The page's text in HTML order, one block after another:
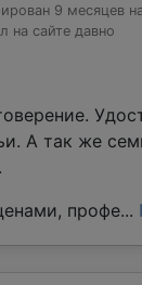
9 месяцев
на сайте давно
А так же
профе...